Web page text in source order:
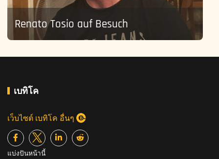
Renato Tosio auf Besuch
เบทิโค
เว็บไซต์ เบทิโค อื่นๆ
แบ่งปันหน้านี้